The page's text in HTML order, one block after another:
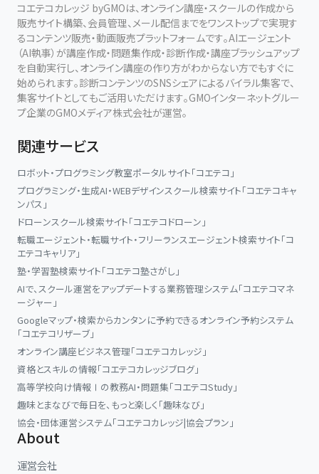
コエテコカレッジ byGMOは、オンライン講座・スクールの作成から
販売サイト構築、会員管理、メール配信までをワンストップで実現す
るコンテンツ販売・動画販売プラットフォームです。AIエージェント
（AI執事）が講座作成・問題集作成・診断作成・講座ブラッシュアップ
を自動実行し、オンライン講座の作り方がわからない方でもすぐに
始められます。診断コンテンツのSNSシェアによるバイラル集客で、
集客サイトとしてもご活用いただけます。GMOインターネットグルー
プ企業のGMOメディア株式会社が運営。
関連サービス
ロボット・プログラミング教室ポータルサイト「コエテコ」
プログラミング・生成AI・WEBデザインスクール検索サイト「コエテコキャ
ンパス」
ドローンスクール検索サイト「コエテコドローン」
転職エージェント・転職サイト・フリーランスエージェント検索サイト「コ
エテコキャリア」
塾・学習塾検索サイト「コエテコ塾さがし」
AIで、スクール運営をアップデートする業務管理システム「コエテコマネ
ージャー」
Googleマップ・検索からカンタンに予約できるオンライン予約システム
「コエテコリザーブ」
オンライン講座ビジネス管理「コエテコカレッジ」
資格とスキルの情報「コエテコカレッジブログ」
高等学校向け情報Ⅰの教務AI・問題集「コエテコStudy」
趣味とまなびで毎日を、もっと楽しく「趣味なび」
協会・団体運営システム「コエテコカレッジ|協会プラン」
About
運営会社